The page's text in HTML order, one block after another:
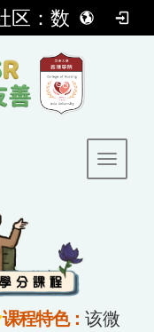
永续高龄失智友善包容社区：数码创新ｘ护智处方ｘ社会共融
Toggle
课程特色：该微